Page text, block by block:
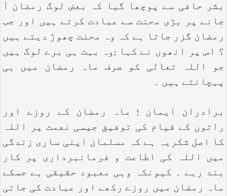
بشر حافی سے پوچھا گیا کہ بعض لوگ رمضان آ
جانے پر بڑی محنت سے عبادت کرتے ہیں اور جب
رمضان گزر جاتا ہے کہ وہ محنت چھوڑ دیتے ہیں
؟ اس پر انھوں نے کہا :وہ بہت ہی برے لوگ ہیں
جو اللہ تعالی کو صرف ماہ رمضان میں ہی
پہچانتے ہیں ۔
برادران ایمان ! ماہ رمضان کے روزے اور
راتوں کے قیام کی توفیق جیسی نعمت پر اللہ
کا اصل شکریہ ہے کہ مسلمان اپنی ساری زندگی
میں اللہ کی اطاعت و فرمانبرداری پر کار
بند رہے ۔ کیونکہ وہی معبود حقیقی ہے جسکے
ماہ رمضان میں روزے رکھے اور عبادت کی جاتی